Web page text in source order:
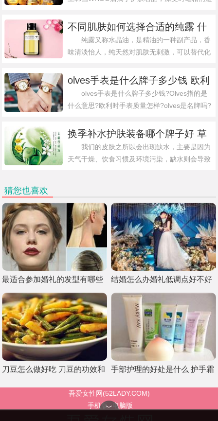
﹀
爱
开启2020天猫双11预售，为都市皇后的肌肤致以
奢润宠爱，以全新的节
不同肌肤如何选择合适的纯露 什
么牌子纯露效果好对护肤有用
纯露又称水晶油，是精油的一种副产品，香
味清淡怡人，纯天然对肌肤无刺激，可以替代化
选择合适的纯露?什么牌子纯露效果好对护肤有
用?接下来，大家就和小编一起来看看吧
olves手表是什么牌子多少钱 欧利
时手表质量怎样是名牌吗
olves手表是什么牌子多少钱?Olves指的是
什么意思?欧利时手表质量怎样?olves是名牌吗?
都还不太清楚，接下来大家就和小编一起来看看
吧。olves欧利
换季补水护肤装备哪个牌子好 草
本品牌佰草集从根本给肌肤最温柔
护理
我们的皮肤之所以会出现缺水，主要是因为
天气干燥、饮食习惯及环境污染，缺水则会导致
猜您也喜欢
最适合参加婚礼的发型有哪些
女人参加婚礼这样整理头发最
仙气
结婚怎么办婚礼低调点好不好
婚礼越低调婚姻越稳定
刀豆怎么做好吃 刀豆的功效和
作用
手部护理的好处是什么 护手霜
哪个牌子好可以擦脸吗
吾爱女性网(52LADY.COM)
手机版
电脑版